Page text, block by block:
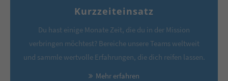
Kurzzeiteinsatz
Du hast einige Monate Zeit, die du in der Mission
verbringen möchtest? Bereiche unsere Teams weltweit
und sammle wertvolle Erfahrungen, die dich reifen lassen.
Mehr erfahren